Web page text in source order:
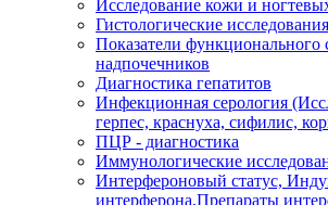
Исследование кожи и
Гистологические исследования
Показатели функционального
надпочечников
Диагностика гепатитов
Инфекционная серология
герпес, краснуха, сифилис,
ПЦР - диагностика
Иммунологические
Интерфероновый статус,
интерферона,Препараты